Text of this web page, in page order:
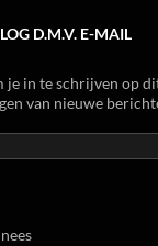
D.M.V. E-MAIL
je in te schrijven op
van nieuwe